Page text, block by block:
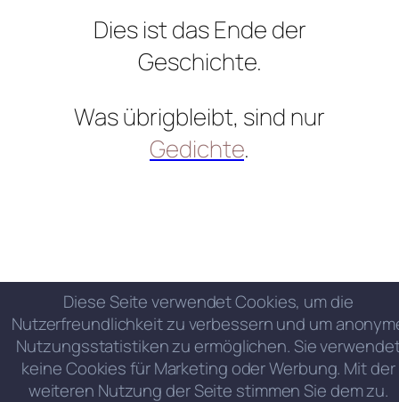
Dies ist das Ende der
Geschichte.
Was übrigbleibt, sind nur
Gedichte.
Diese Seite verwendet Cookies, um die
Nutzerfreundlichkeit zu verbessern und um
Nutzungsstatistiken zu ermöglichen. Sie
keine Cookies für Marketing oder Werbung. Mit der
weiteren Nutzung der Seite stimmen Sie dem zu.